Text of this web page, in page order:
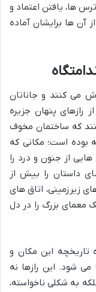
ها، یافتن اعتماد و
ها برایشان آماده
می کنند و جاناتان
رازهای پنهان جزیره
که ساختمان مخوف
بوده است؛ مکانی که
از جنون و درد را
داستان را بیش از
زیرزمینی، اتاق های
معمای بزرگ را در دل
تاریخچه این مکان و
شود. این رازها نه
به شکلی ناخواسته،